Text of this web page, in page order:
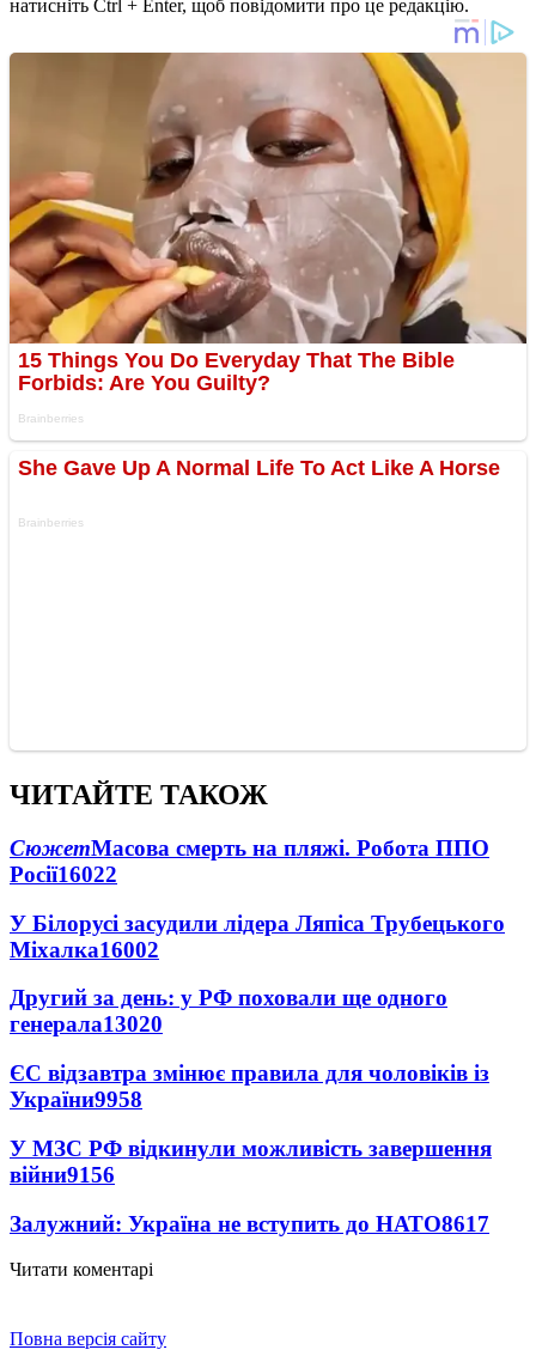
натисніть Ctrl + Enter, щоб повідомити про це редакцію.
ЧИТАЙТЕ ТАКОЖ
СюжетМасова смерть на пляжі. Робота ППО
Росії16022
У Білорусі засудили лідера Ляпіса Трубецького
Міхалка16002
Другий за день: у РФ поховали ще одного
генерала13020
ЄС відзавтра змінює правила для чоловіків із
України9958
У МЗС РФ відкинули можливість завершення
війни9156
Залужний: Україна не вступить до НАТО8617
Читати коментарі
Повна версія сайту